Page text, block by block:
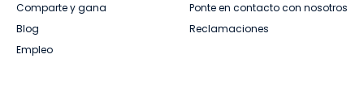
Comparte y gana
Blog
Empleo
Ponte en contacto con nosotros
Reclamaciones